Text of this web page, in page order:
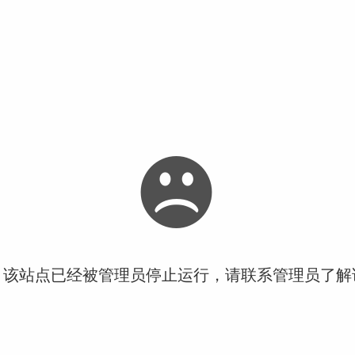
站点已经被管理员停止运行，请联系管理员了